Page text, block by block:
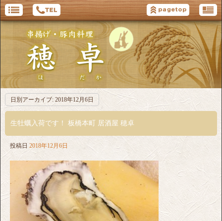
日別アーカイブ: 2018年12月6日
生牡蠣入荷です！ 板橋本町 居酒屋 穂卓
投稿日 2018年12月6日